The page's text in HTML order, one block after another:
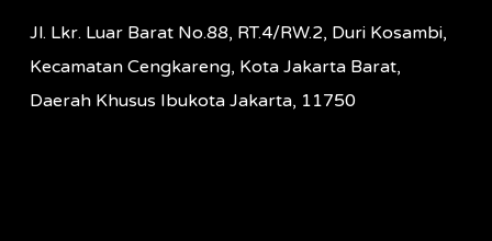
Jl. Lkr. Luar Barat No.88, RT.4/RW.2, Duri Kosambi,
Kecamatan Cengkareng, Kota Jakarta Barat,
Daerah Khusus Ibukota Jakarta, 11750